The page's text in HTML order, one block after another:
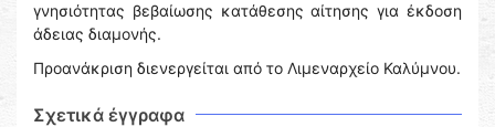
γνησιότητας βεβαίωσης κατάθεσης αίτησης για έκδοση
άδειας διαμονής.
Προανάκριση διενεργείται από το Λιμεναρχείο Καλύμνου.
Σχετικά έγγραφα